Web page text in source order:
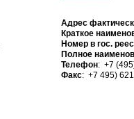
Адрес
Краткое
Номер в гос.
Полное
Телефон: +7
Факс: +7 495)